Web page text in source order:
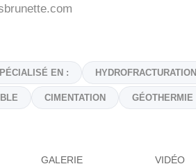
EN : HYDROFRACTURATION
CIMENTATION GÉOTHERMIE
GALERIE VIDÉO